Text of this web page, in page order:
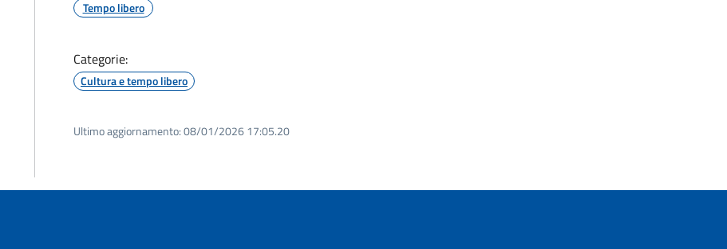
Tempo libero
Categorie:
Cultura e tempo libero
Ultimo aggiornamento:08/01/2026 17:05.20